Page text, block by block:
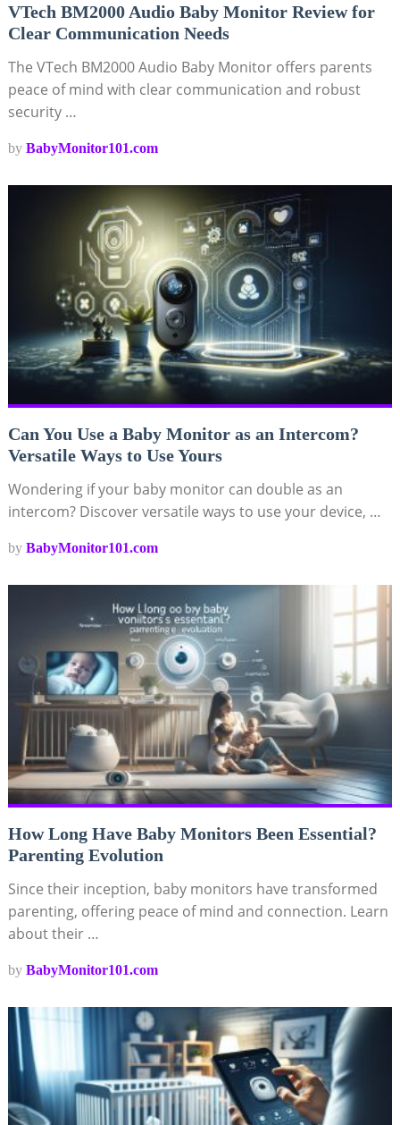
VTech BM2000 Audio Baby Monitor Review for
Clear Communication Needs
The VTech BM2000 Audio Baby Monitor offers parents
peace of mind with clear communication and robust
security …
by BabyMonitor101.com
Can You Use a Baby Monitor as an Intercom?
Versatile Ways to Use Yours
Wondering if your baby monitor can double as an
intercom? Discover versatile ways to use your device, …
by BabyMonitor101.com
How Long Have Baby Monitors Been Essential?
Parenting Evolution
Since their inception, baby monitors have transformed
parenting, offering peace of mind and connection. Learn
about their …
by BabyMonitor101.com